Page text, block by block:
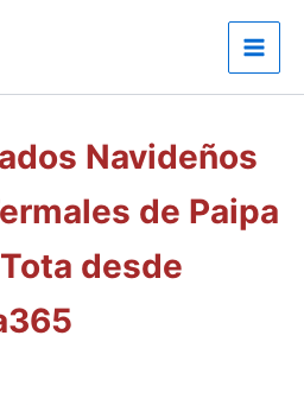
Navideños
de Paipa
desde